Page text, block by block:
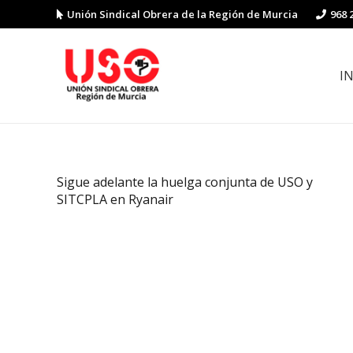
Unión Sindical Obrera de la Región de Murcia 968
Sigue adelante la huelga conjunta de USO y
SITCPLA en Ryanair